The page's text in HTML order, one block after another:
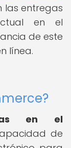
las entregas
en el
de este
línea.
en el
de